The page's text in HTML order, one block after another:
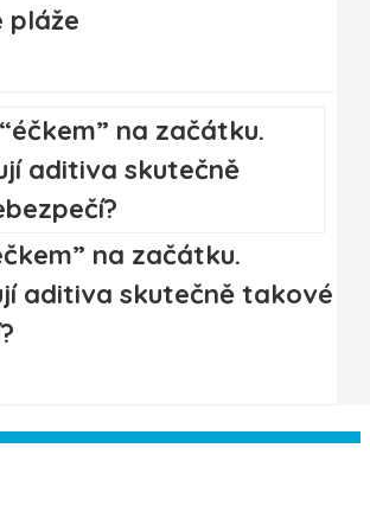
pláže
na začátku.
aditiva skutečně takové